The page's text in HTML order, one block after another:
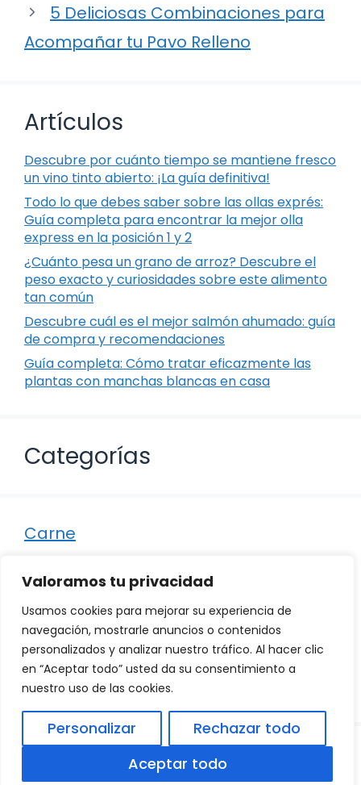
Valoramos tu privacidad
Usamos cookies para mejorar su experiencia de
navegación, mostrarle anuncios o contenidos
personalizados y analizar nuestro tráfico. Al hacer clic
en “Aceptar todo” usted da su consentimiento a
nuestro uso de las cookies.
Personalizar
Rechazar todo
Aceptar todo
5 Deliciosas Combinaciones para
Acompañar tu Pavo Relleno
Artículos
Descubre por cuánto tiempo se mantiene fresco
un vino tinto abierto: ¡La guía definitiva!
Todo lo que debes saber sobre las ollas exprés:
Guía completa para encontrar la mejor olla
express en la posición 1 y 2
¿Cuánto pesa un grano de arroz? Descubre el
peso exacto y curiosidades sobre este alimento
tan común
Descubre cuál es el mejor salmón ahumado: guía
de compra y recomendaciones
Guía completa: Cómo tratar eficazmente las
plantas con manchas blancas en casa
Categorías
Carne
Otro
Pescado
Recetas
Política de Privacidad Aviso Legal|
Política de Cookies